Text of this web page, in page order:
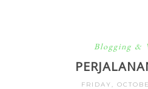
Blogging &
FRIDAY,